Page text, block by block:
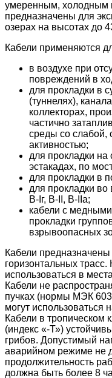
умеренным, холодным
предназначены для
озерах на высотах до
Кабели применяются
в воздухе при
повреждений в
для прокладки в
(туннелях),
коллекторах,
частично
среды со слабой,
активностью;
для прокладки
эстакадах, по
для прокладки в
для прокладки во
B-Iг, В-II, В-IIа;
кабели с
прокладки
взрывоопасных
Кабели
горизонтальных
использоваться в
Кабели не
пучках (нормы МЭК
могут использоваться
Кабели в тропическом
(индекс «-Т»)
грибов. Допустимый
аварийном режиме не
продолжительность
должна быть более 8